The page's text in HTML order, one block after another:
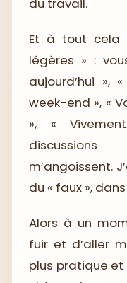
du travail.
Et à tout cela
légères » :
aujourd’hui »,
week-end », «
», «
m’angoissent.
du « faux »,
Alors à un
fuir et d’aller
plus pratique